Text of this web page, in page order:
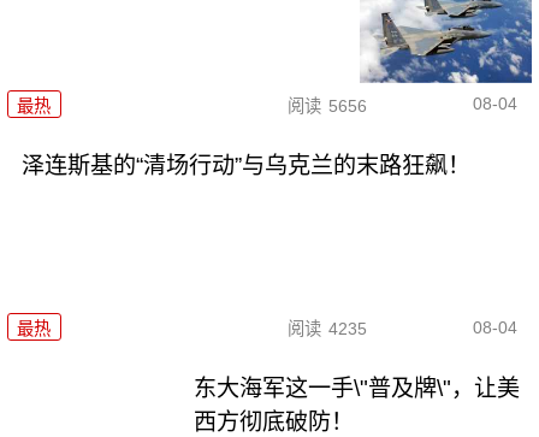
最热 阅读 5656 08-04
泽连斯基的“清场行动”与乌克兰的末路狂飙！
最热 阅读 4235 08-04
东大海军这一手\"普及牌\"，让美
西方彻底破防！